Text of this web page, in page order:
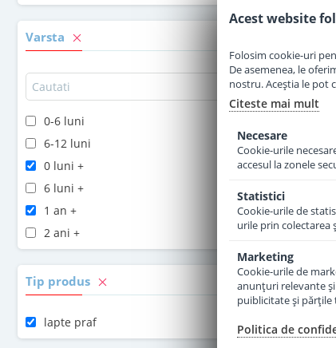
Varsta
0-6 luni
6-12 luni
0 luni +
6 luni +
1 an +
2 ani +
Tip produs
lapte praf
Acest website
Folosim cookie-uri
De asemenea, le
nostru. Aceștia le pot
Citeste mai mult
Necesare
Cookie-urile
accesul la zonele
Statistici
Cookie-urile de
urile prin
Marketing
Cookie-urile de
anunţuri relevante
puiblicitate şi părţile
Politica de